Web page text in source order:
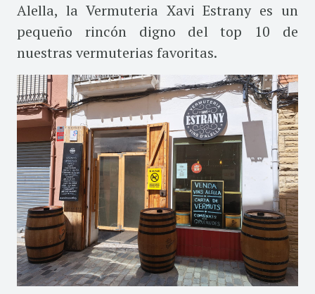
Alella, la Vermuteria Xavi Estrany es un
pequeño rincón digno del top 10 de
nuestras vermuterias favoritas.